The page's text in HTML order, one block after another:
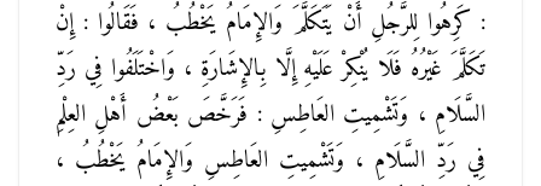
: كَرِهُوا لِلرَّجُلِ أَنْ يَتَكَلَّمَ وَالإِمَامُ يَخْطُبُ ، فَقَالُوا : إِنْ
تَكَلَّمَ غَيْرُهُ فَلَا يُنْكِرْ عَلَيْهِ إِلَّا بِالإِشَارَةِ ، وَاخْتَلَفُوا فِي رَدِّ
السَّلَامِ ، وَتَشْمِيتِ العَاطِسِ : فَرَخَّصَ بَعْضُ أَهْلِ العِلْمِ
فِي رَدِّ السَّلَامِ ، وَتَشْمِيتِ العَاطِسِ وَالإِمَامُ يَخْطُبُ ،